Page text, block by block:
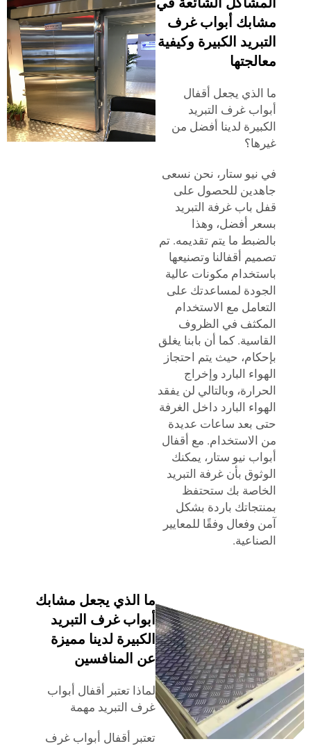
أبواب غرف
الكبيرة وكيفية
يجعل أقفال
غرف التبريد
لدينا أفضل من
ستار، نحن نسعى
للحصول على
غرفة التبريد
أفضل، وهذا
ما يتم تقديمه. تم
أقفالنا وتصنيعها
مكونات عالية
لمساعدتك على
مع الاستخدام
في الظروف
كما أن بابنا يغلق
حيث يتم احتجاز
البارد وإخراج
وبالتالي لن يفقد
البارد داخل الغرفة
بعد ساعات عديدة
مع أقفال
نيو ستار، يمكنك
بأن غرفة التبريد
بك ستحتفظ
باردة بشكل
وفقًا للمعايير
ما الذي يجعل مشابك
أبواب غرف التبريد
الكبيرة لدينا مميزة
عن المنافسين
لماذا تعتبر أقفال أبواب
غرف التبريد مهمة
تعتبر أقفال أبواب غرف